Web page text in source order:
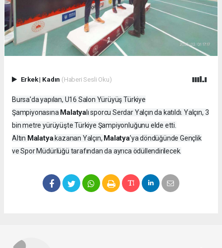
Erkek| Kadın (Haberi Sesli Oku)
Bursa'da yapılan, U16 Salon Yürüyüş Türkiye
Şampiyonasına Malatyalı sporcu Serdar Yalçın da katıldı. Yalçın, 3
bin metre yürüyüşte Türkiye Şampiyonluğunu elde etti.
Altın Malatyakazanan Yalçın, Malatya’ya döndüğünde Gençlik
ve Spor Müdürlüğü tarafından da ayrıca ödüllendirilecek.